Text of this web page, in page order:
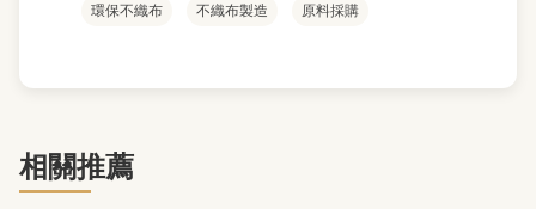
環保不織布 不織布製造 原料採購
相關推薦